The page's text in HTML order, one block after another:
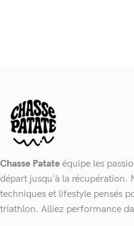
Chasse Patate équipe les
départ jusqu'à la récupération.
techniques et lifestyle pensés
triathlon. Alliez performance